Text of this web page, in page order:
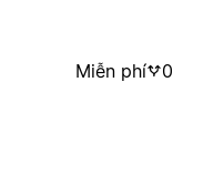
Miễn phí 0